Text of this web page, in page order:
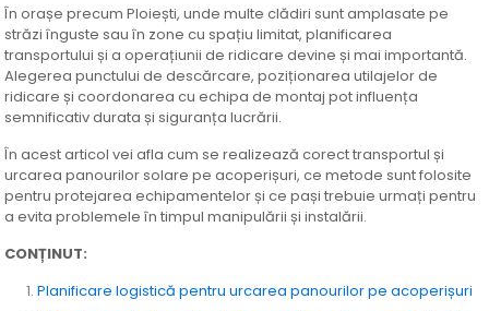
În orașe precum Ploiești, unde multe clădiri sunt amplasate pe
străzi înguste sau în zone cu spațiu limitat, planificarea
transportului și a operațiunii de ridicare devine și mai importantă.
Alegerea punctului de descărcare, poziționarea utilajelor de
ridicare și coordonarea cu echipa de montaj pot influența
semnificativ durata și siguranța lucrării.
În acest articol vei afla cum se realizează corect transportul și
urcarea panourilor solare pe acoperișuri, ce metode sunt folosite
pentru protejarea echipamentelor și ce pași trebuie urmați pentru
a evita problemele în timpul manipulării și instalării.
CONȚINUT:
Planificare logistică pentru urcarea panourilor pe acoperișuri